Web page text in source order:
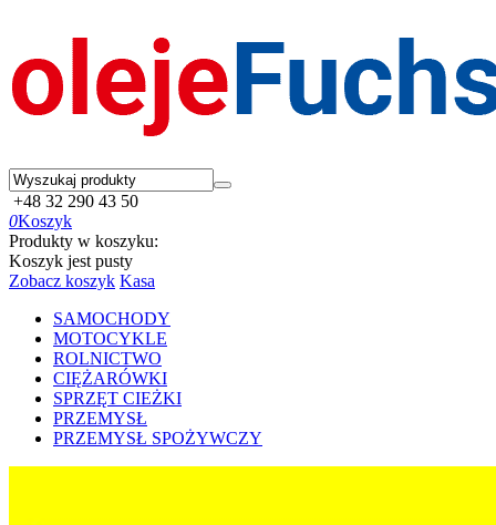
+48 32 290 43 50
0Koszyk
Produkty w koszyku:
Koszyk jest pusty
Zobacz koszyk Kasa
SAMOCHODY
MOTOCYKLE
ROLNICTWO
CIĘŻARÓWKI
SPRZĘT CIEŻKI
PRZEMYSŁ
PRZEMYSŁ SPOŻYWCZY